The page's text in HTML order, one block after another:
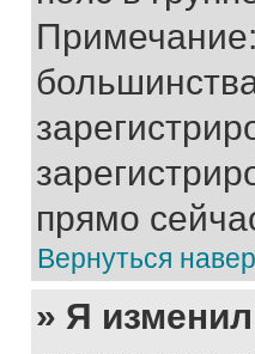
прямо
Вернуться
» Я